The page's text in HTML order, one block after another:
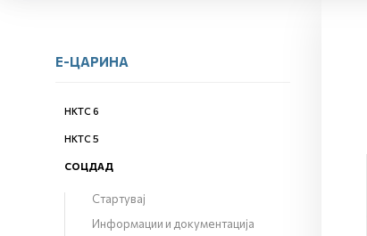
Е-ЦАРИНА
НКТС 6
НКТС 5
СОЦДАД
Стартувај
Информации и документација